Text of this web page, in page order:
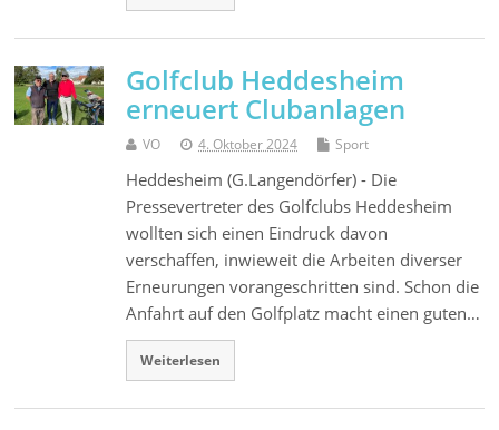
Golfclub Heddesheim
erneuert Clubanlagen
VO 4. Oktober 2024 Sport
Heddesheim (G.Langendörfer) - Die
Pressevertreter des Golfclubs Heddesheim
wollten sich einen Eindruck davon
verschaffen, inwieweit die Arbeiten diverser
Erneurungen vorangeschritten sind. Schon die
Anfahrt auf den Golfplatz macht einen guten…
Weiterlesen